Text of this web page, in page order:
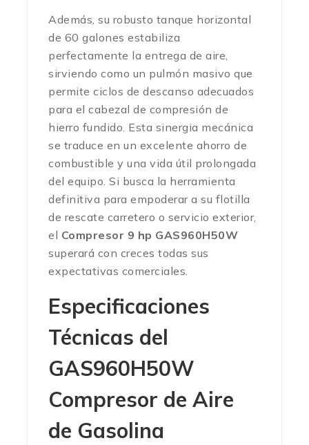
Además, su robusto tanque horizontal
de 60 galones estabiliza
perfectamente la entrega de aire,
sirviendo como un pulmón masivo que
permite ciclos de descanso adecuados
para el cabezal de compresión de
hierro fundido. Esta sinergia mecánica
se traduce en un excelente ahorro de
combustible y una vida útil prolongada
del equipo. Si busca la herramienta
definitiva para empoderar a su flotilla
de rescate carretero o servicio exterior,
el Compresor 9 hp GAS960H50W
superará con creces todas sus
expectativas comerciales.
Especificaciones
Técnicas del
GAS960H50W
Compresor de Aire
de Gasolina